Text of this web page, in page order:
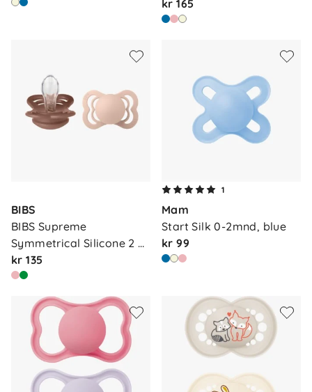
kr 165
BIBS
BIBS Supreme
Symmetrical Silicone 2
P…
kr 135
1
Mam
Start Silk 0-2mnd, blue
kr 99